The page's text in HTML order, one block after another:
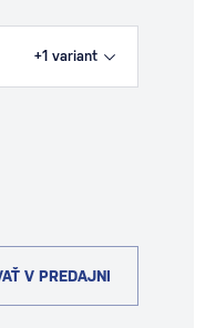
+1 variant
V PREDAJNI